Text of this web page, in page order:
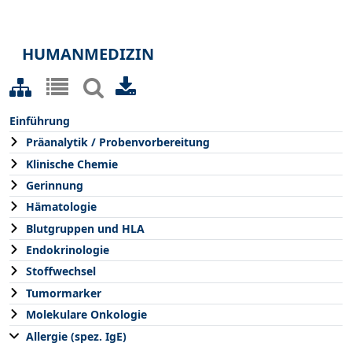
HUMANMEDIZIN
Einführung
Präanalytik / Probenvorbereitung
Klinische Chemie
Gerinnung
Hämatologie
Blutgruppen und HLA
Endokrinologie
Stoffwechsel
Tumormarker
Molekulare Onkologie
Allergie (spez. IgE)